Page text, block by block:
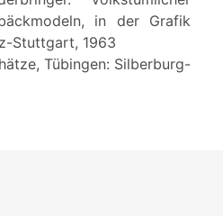
in der Grafik
Stuttgart, 1963
Tübingen: Silberburg-